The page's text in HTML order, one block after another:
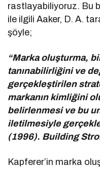
rastlayabiliyoruz. Bu
ile ilgili Aaker, D. A.
şöyle;
“Marka oluşturma,
tanınabilirliğini ve
gerçekleştirilen
markanın kimliğini
belirlenmesi ve bu
iletilmesiyle
(1996). Building
Kapferer’in marka